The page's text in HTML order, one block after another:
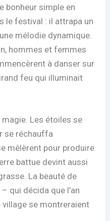
bonheur simple en
le festival : il attrapa un
mélodie dynamique.
hommes et femmes
à danser sur
feu qui illuminait
Les étoiles se
se réchauffa
mêlèrent pour produire
battue devint aussi
La beauté de
qui décida que l’an
se montreraient